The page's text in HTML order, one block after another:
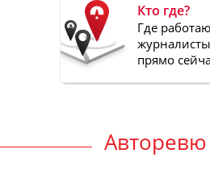
Кто где?
Где
прямо